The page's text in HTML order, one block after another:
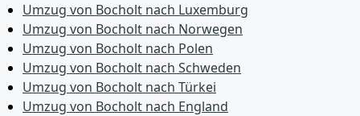
Umzug von Bocholt nach Luxemburg
Umzug von Bocholt nach Norwegen
Umzug von Bocholt nach Polen
Umzug von Bocholt nach Schweden
Umzug von Bocholt nach Türkei
Umzug von Bocholt nach England